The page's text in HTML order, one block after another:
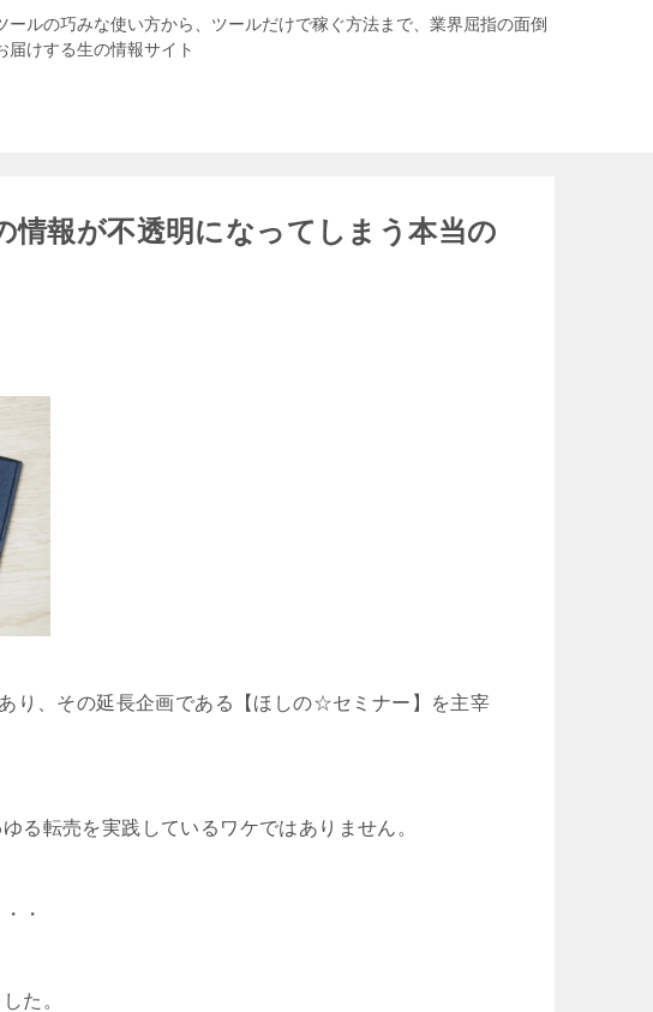
ールの巧みな使い方から、ツールだけで稼ぐ方法まで、業界屈指の面倒
届けする生の情報サイト
情報が不透明になってしまう本当の
り、その延長企画である【ほしの☆セミナー】を主宰
る転売を実践しているワケではありません。
・
た。